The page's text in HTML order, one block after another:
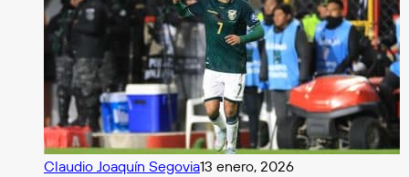
Claudio Joaquín Segovia13 enero, 2026